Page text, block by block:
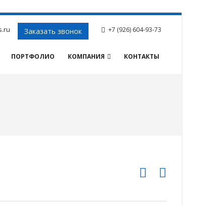
Заказать звонок +7 (926) 604-93-73
ПОРТФОЛИО КОМПАНИЯ КОНТАКТЫ